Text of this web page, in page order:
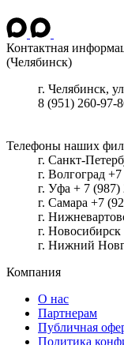
Контактная
(Челябинск)
г. Челябинск,
8 (951) 260-97-
Телефоны наших
г. Санкт-
г. Волгоград
г. Уфа + 7 (987)
г. Самара +7
г.
г.
г. Нижний
Компания
О нас
Партнерам
Публичная
Политика